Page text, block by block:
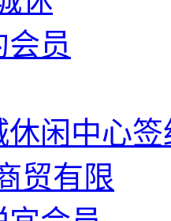
休闲中心